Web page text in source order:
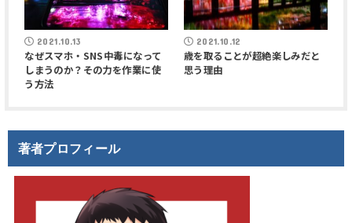
2021.10.13
なぜスマホ・SNS中毒になって
しまうのか？その力を作業に使
う方法
2021.10.12
歳を取ることが超絶楽しみだと
思う理由
著者プロフィール